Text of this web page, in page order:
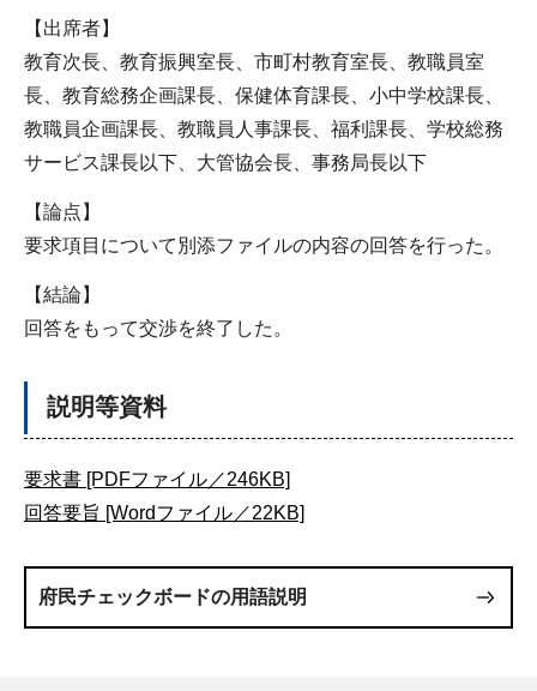
【出席者】
教育次長、教育振興室長、市町村教育室長、教職員室
長、教育総務企画課長、保健体育課長、小中学校課長、
教職員企画課長、教職員人事課長、福利課長、学校総務
サービス課長以下、大管協会長、事務局長以下
【論点】
要求項目について別添ファイルの内容の回答を行った。
【結論】
回答をもって交渉を終了した。
説明等資料
要求書 [PDFファイル／246KB]
回答要旨 [Wordファイル／22KB]
府民チェックボードの用語説明